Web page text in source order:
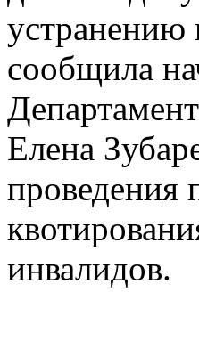
устранению
сообщила
Елена
проведения
инвалидов.